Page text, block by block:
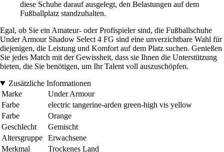
diese Schuhe darauf ausgelegt, den Belastungen auf dem
Fußballplatz standzuhalten.
Egal, ob Sie ein Amateur- oder Profispieler sind, die Fußballschuhe
Under Armour Shadow Select 4 FG sind eine unverzichtbare Wahl für
diejenigen, die Leistung und Komfort auf dem Platz suchen. Genießen
Sie jedes Match mit der Gewissheit, dass sie Ihnen die Unterstützung
bieten, die Sie benötigen, um Ihr Talent voll auszuschöpfen.
Zusätzliche Informationen
Marke
Under Armour
Farbe
electric tangerine-arden green-high vis yellow
Farbe
Orange
Geschlecht
Gemischt
Altersgruppe
Erwachsene
Merkmal
Trockenes Land